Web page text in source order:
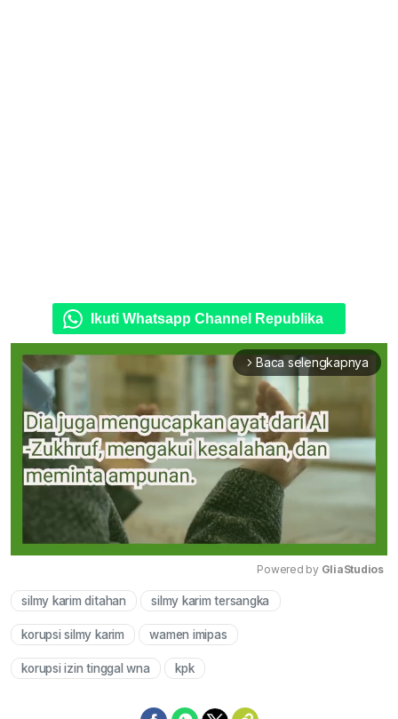
Ikuti Whatsapp Channel Republika
arrow_forward_ios Baca selengkapnya
Powered by GliaStudios
silmy karim ditahan silmy karim tersangka
korupsi silmy karim wamen imipas
korupsi izin tinggal wna kpk